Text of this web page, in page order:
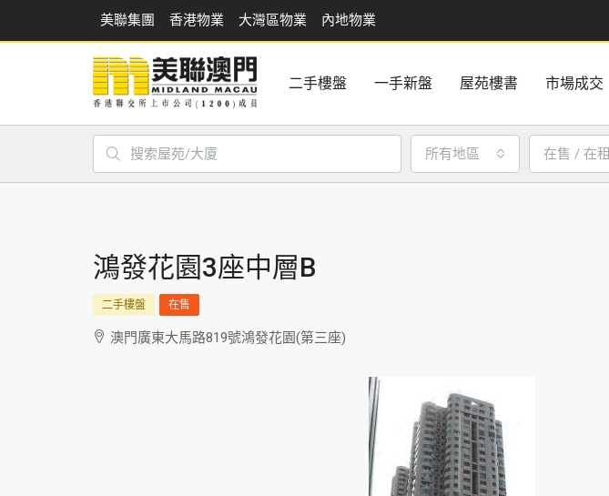
美聯集團 香港物業 大灣區物業 內地物業
二手樓盤 一手新盤 屋苑樓書 市場成交
所有地區 在售 / 在租
鴻發花園3座中層B
二手樓盤 在售
澳門廣東大馬路819號鴻發花園(第三座)